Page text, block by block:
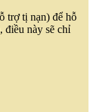
trợ tị nạn) để hỗ
điều này sẽ chỉ